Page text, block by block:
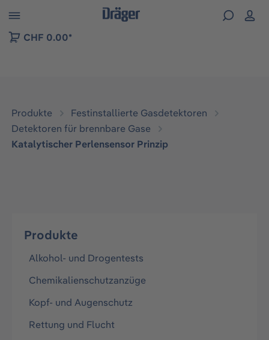
der B2B-Plattform springen
CHF 0.00*
Produkte
Festinstallierte Gasdetektoren
Detektoren für brennbare Gase
Katalytischer Perlensensor Prinzip
Produkte
Alkohol- und Drogentests
Chemikalienschutzanzüge
Kopf- und Augenschutz
Rettung und Flucht